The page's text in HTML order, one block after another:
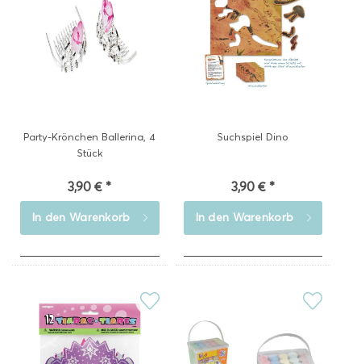
Party-Krönchen Ballerina, 4
Stück
3,90 € *
In den Warenkorb
Suchspiel Dino
3,90 € *
In den Warenkorb